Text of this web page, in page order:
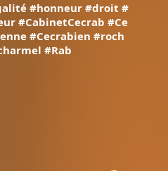
#honneur #droit #
#CabinetCecrab #Ce
#Cecrabien #roch
#Rab